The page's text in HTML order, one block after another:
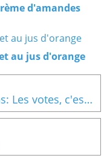
d'amandes
au jus d'orange
Samsung Nouvelles Invitations: Les votes, c'est parti!